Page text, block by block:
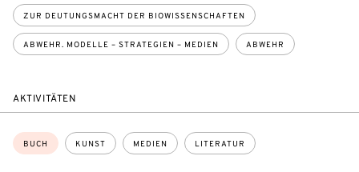
ZUR DEUTUNGSMACHT DER BIOWISSENSCHAFTEN
ABWEHR. MODELLE – STRATEGIEN – MEDIEN ABWEHR
AKTIVITÄTEN
Themen:
BUCH KUNST MEDIEN LITERATUR